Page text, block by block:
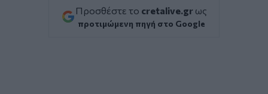
Προσθέστε το cretalive.gr ως
προτιμώμενη πηγή στο Google